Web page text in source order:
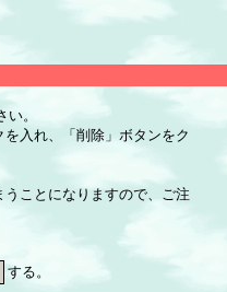
。
入れ、「削除」ボタンをク
ことになりますので、ご注
する。